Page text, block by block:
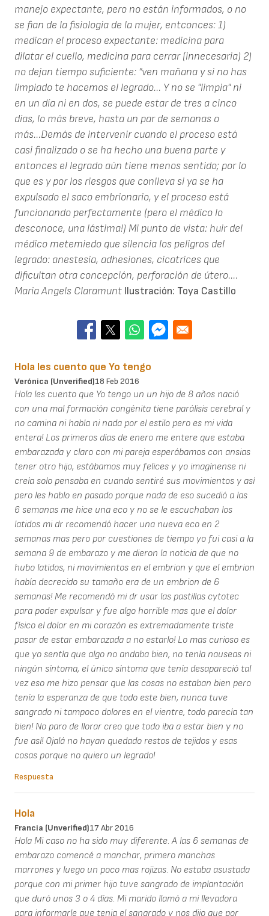
manejo expectante, pero no están informados, o no
se fian de la fisiologia de la mujer, entconces: 1)
medican el proceso expectante: medicina para
dilatar el cuello, medicina para cerrar (innecesaria) 2)
no dejan tiempo suficiente: "ven mañana y si no has
limpiado te hacemos el legrado... Y no se "limpia" ni
en un día ni en dos, se puede estar de tres a cinco
días, lo más breve, hasta un par de semanas o
más...Demás de intervenir cuando el proceso está
casi finalizado o se ha hecho una buena parte y
entonces el legrado aún tiene menos sentido; por lo
que es y por los riesgos que conlleva si ya se ha
expulsado el saco embrionario, y el proceso está
funcionando perfectamente (pero el médico lo
desconoce, una lástima!) Mi punto de vista: huir del
médico metemiedo que silencia los peligros del
legrado: anestesia, adhesiones, cicatrices que
dificultan otra concepción, perforación de útero....
Maria Angels Claramunt Ilustración: Toya Castillo
Hola les cuento que Yo tengo
Verónica (unverified)18 Feb 2016
Hola les cuento que Yo tengo un un hijo de 8 años nació
con una mal formación congénita tiene parálisis cerebral y
no camina ni habla ni nada por el estilo pero es mi vida
entera! Los primeros días de enero me entere que estaba
embarazada y claro con mi pareja esperábamos con ansias
tener otro hijo, estábamos muy felices y yo imagínense ni
creía solo pensaba en cuando sentiré sus movimientos y así
pero les hablo en pasado porque nada de eso sucedió a las
6 semanas me hice una eco y no se le escuchaban los
latidos mi dr recomendó hacer una nueva eco en 2
semanas mas pero por cuestiones de tiempo yo fui casi a la
semana 9 de embarazo y me dieron la noticia de que no
hubo latidos, ni movimientos en el embrion y que el embrion
había decrecido su tamaño era de un embrion de 6
semanas! Me recomendó mi dr usar las pastillas cytotec
para poder expulsar y fue algo horrible mas que el dolor
físico el dolor en mi corazón es extremadamente triste
pasar de estar embarazada a no estarlo! Lo mas curioso es
que yo sentía que algo no andaba bien, no tenía nauseas ni
ningún síntoma, el único síntoma que tenía desapareció tal
vez eso me hizo pensar que las cosas no estaban bien pero
tenía la esperanza de que todo este bien, nunca tuve
sangrado ni tampoco dolores en el vientre, todo parecía tan
bien! No paro de llorar creo que todo iba a estar bien y no
fue así! Ojalá no hayan quedado restos de tejidos y esas
cosas porque no quiero un legrado!
Respuesta
Hola
Francia (unverified)17 Abr 2016
Hola Mi caso no ha sido muy diferente. A las 6 semanas de
embarazo comencé a manchar, primero manchas
marrones y luego un poco mas rojizas. No estaba asustada
porque con mi primer hijo tuve sangrado de implantación
que duró unos 3 o 4 días. Mi marido llamó a mi llevadora
para informarle que tenia el sangrado y nos dijo que por